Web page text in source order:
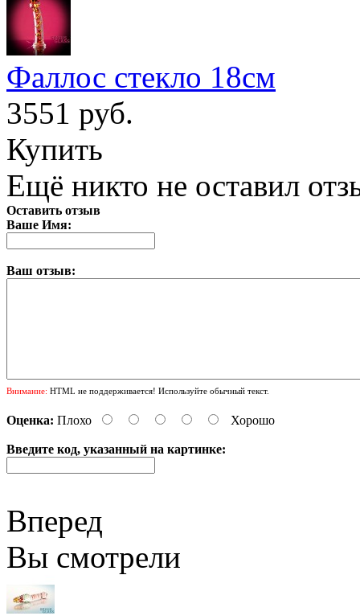
Фаллос стекло 18см
3551 руб.
Купить
Ещё никто не оставил
Оставить отзыв
Ваше Имя:
Ваш отзыв:
Внимание: HTML не поддерживается! Используйте обычный текст.
Оценка: Плохо Хорошо
Введите код, указанный на картинке:
Вперед
Вы смотрели